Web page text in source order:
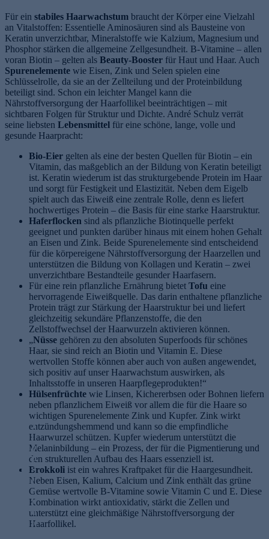
Für ein stabiles Haarwachstum braucht der Körper eine Vielzahl
an Vitalstoffen: Essentielle Aminosäuren sind als Bausteine von
Keratin unverzichtbar, Mineralstoffe wie Kalzium, Magnesium und
Phosphor stärken die allgemeine Zellgesundheit. B-Vitamine – allen
voran Biotin – gelten als Beauty-Booster für Haut und Haar. Auch
Spurenelemente wie Eisen, Zink und Selen spielen eine
Schlüsselrolle, da sie an der Zellteilung und der Proteinbildung
beteiligt sind. Schon ein leichter Mangel kann die
Nährstoffversorgung der Haarfollikel beeinträchtigen – mit
sichtbaren Folgen für Struktur und Dichte. André Schulz verrät
seine liebsten Lebensmittel für eine schöne, lange, volle und
gesunde Haarpracht:
Bio-Eier gelten als eine der besten Quellen für Biotin – ein
Vitamin, das maßgeblich an der Bildung von Keratin beteiligt
ist. Keratin wiederum ist das strukturgebende Protein im Haar
und sorgt für Festigkeit und Elastizität. Neben dem Eigelb
spielt auch das Eiweiß eine zentrale Rolle, denn es liefert
hochwertiges Protein – die Basis für eine starke Haarstruktur.
Haferflocken sind als pflanzliche Biotinquelle perfekt
geeignet und punkten darüber hinaus mit einem hohen Gehalt
an Eisen und Zink. Beide Spurenelemente sind entscheidend
für die körpereigene Nährstoffversorgung der Haarzellen und
unterstützen die Bildung von Kollagen und Keratin – zwei
unverzichtbare Bestandteile gesunder Haarfasern.
Für eine rein pflanzliche Ernährung bietet Tofu eine
hervorragende Eiweißquelle. Das darin enthaltene pflanzliche
Protein trägt zur Stärkung der Haarstruktur bei und liefert
gleichzeitig sekundäre Pflanzenstoffe, die den
Zellstoffwechsel der Haarwurzeln aktivieren können.
„Nüsse gehören zu den absoluten Superfoods für schönes
Haar, sie sind reich an Biotin und Vitamin E. Diese
wertvollen Stoffe können aber auch von außen angewendet,
sich positiv auf unser Haarwachstum auswirken, als
Inhaltsstoffe in unseren Haarpflegeprodukten!“
Hülsenfrüchte wie Linsen, Kichererbsen oder Bohnen liefern
neben pflanzlichem Eiweiß vor allem die für die Haare so
wichtigen Spurenelemente Zink und Kupfer. Zink wirkt
entzündungshemmend und kann so die empfindliche
Haarwurzel schützen. Kupfer wiederum unterstützt die
Melaninbildung – ein Prozess, der für die Pigmentierung und
den strukturellen Aufbau des Haars essenziell ist.
Brokkoli ist ein wahres Kraftpaket für die Haargesundheit.
Neben Eisen, Kalium, Calcium und Zink enthält das grüne
Gemüse wertvolle B-Vitamine sowie Vitamin C und E. Diese
Kombination wirkt antioxidativ, stärkt die Zellen und
unterstützt eine gleichmäßige Nährstoffversorgung der
Haarfollikel.
a
T
i
p
p
s
f
ü
r
d
ie